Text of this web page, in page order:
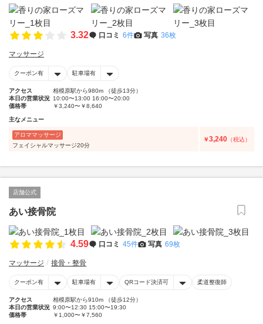
3.32 口コミ 6件 写真 36枚
マッサージ
クーポン有 駐車場有
アクセス
相模原駅から980m （徒歩13分）
本日の営業状況 10:00〜13:00 16:00〜20:00
価格帯
￥3,240〜￥8,640
主なメニュー
アロママッサージ
フェイシャルマッサージ20分
￥3,240 （税込）
店舗公式
あい接骨院
4.59 口コミ 45件 写真 69枚
マッサージ 接骨・整骨
クーポン有 駐車場有 QRコード決済可 柔道整復師
アクセス
相模原駅から910m （徒歩12分）
本日の営業状況 9:00〜12:30 15:00〜19:30
価格帯
￥1,000〜￥7,560